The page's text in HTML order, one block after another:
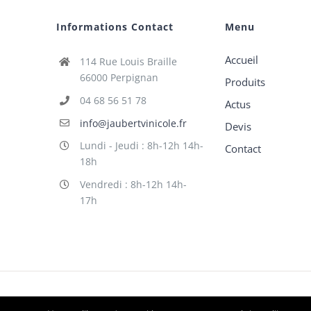
Informations Contact
114 Rue Louis Braille
66000 Perpignan
04 68 56 51 78
info@jaubertvinicole.fr
Lundi - Jeudi : 8h-12h 14h-
18h
Vendredi : 8h-12h 14h-
17h
Menu
Accueil
Produits
Actus
Devis
Contact